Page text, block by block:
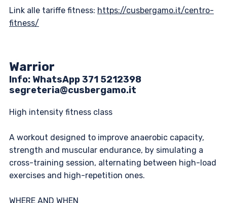
Link alle tariffe fitness: https://cusbergamo.it/centro-
fitness/
Warrior
Info: ​WhatsApp 371 5212398
segreteria@cusbergamo.it
High intensity fitness class
A workout designed to improve anaerobic capacity,
strength and muscular endurance, by simulating a
cross-training session, alternating between high-load
exercises and high-repetition ones.
WHERE AND WHEN